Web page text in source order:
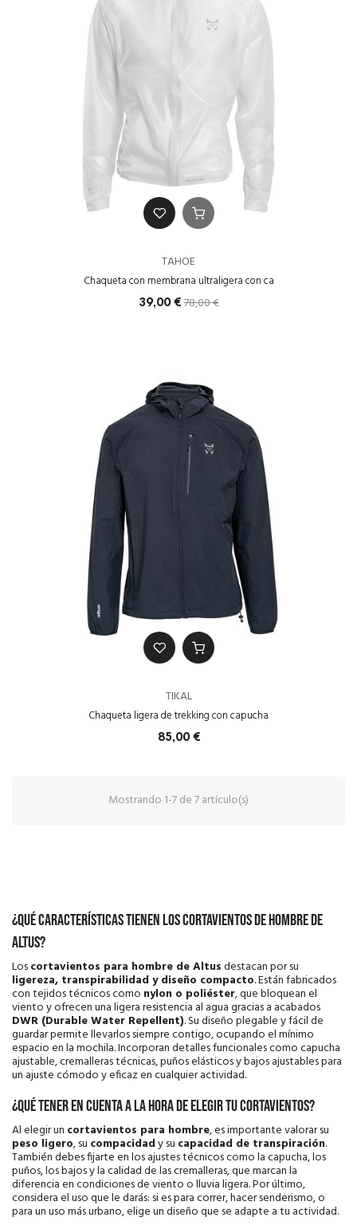
TAHOE
Chaqueta con membrana ultraligera con ca
39,00 € 78,00 €
TIKAL
Chaqueta ligera de trekking con capucha
85,00 €
Mostrando 1-7 de 7 artículo(s)
¿Qué características tienen los cortavientos de hombre de
Altus?
Loscortavientos para hombre de Altusdestacan por su
ligereza, transpirabilidad y diseño compacto. Están fabricados
con tejidos técnicos como nylon o poliéster, que bloquean el
viento y ofrecen una ligera resistencia al agua gracias a acabados
DWR (Durable Water Repellent). Su diseño plegable y fácil de
guardar permite llevarlos siempre contigo, ocupando el mínimo
espacio en la mochila. Incorporan detalles funcionales como capucha
ajustable, cremalleras técnicas, puños elásticos y bajos ajustables para
un ajuste cómodo y eficaz en cualquier actividad.
¿Qué tener en cuenta a la hora de elegir tu cortavientos?
Al elegir un cortavientos para hombre, es importante valorar su
peso ligero, su compacidady su capacidad de transpiración.
También debes fijarte en los ajustes técnicos como la capucha, los
puños, los bajos y la calidad de las cremalleras, que marcan la
diferencia en condiciones de viento o lluvia ligera. Por último,
considera el uso que le darás: si es para correr, hacer senderismo, o
para un uso más urbano, elige un diseño que se adapte a tu actividad.